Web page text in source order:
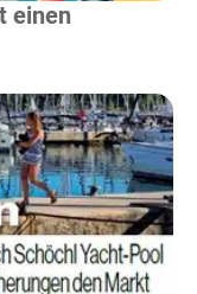
einen